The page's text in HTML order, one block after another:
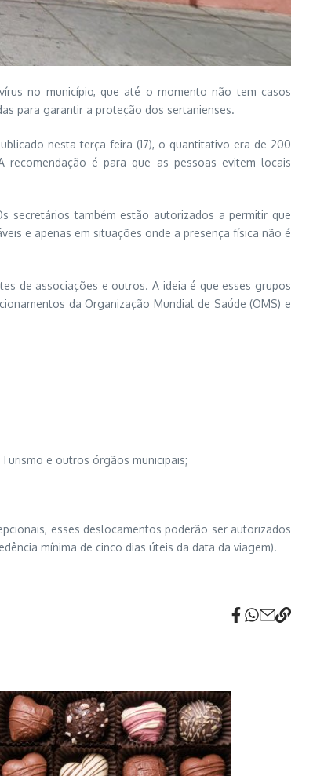
no município, que até o momento não tem casos
para garantir a proteção dos sertanienses.
nesta terça-feira (17), o quantitativo era de 200
é para que as pessoas evitem locais
secretários também estão autorizados a permitir que
e apenas em situações onde a presença física não é
de associações e outros. A ideia é que esses grupos
da Organização Mundial de Saúde (OMS) e
e outros órgãos municipais;
esses deslocamentos poderão ser autorizados
mínima de cinco dias úteis da data da viagem).